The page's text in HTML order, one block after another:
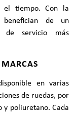
el tiempo. Con la
benefician de un
de servicio más
en varias
de ruedas, por
y poliuretano. Cada